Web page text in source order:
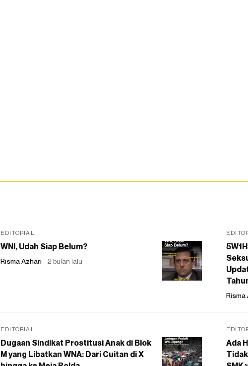
EDITORIAL
WNI, Udah Siap Belum?
Risma Azhari 2 bulan lalu
Risma
EDITORIAL
Dugaan Sindikat Prostitusi Anak di Blok
M yang Libatkan WNA: Dari Cuitan di X
Ada